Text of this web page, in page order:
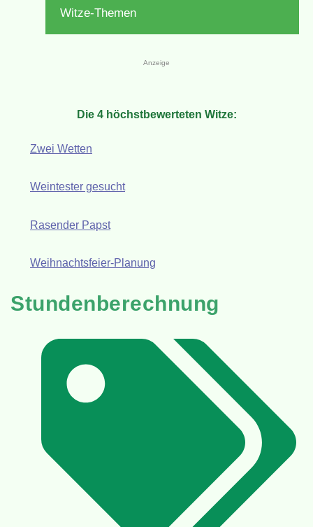
Witze-Themen
Anzeige
Die 4 höchstbewerteten Witze:
Zwei Wetten
Weintester gesucht
Rasender Papst
Weihnachtsfeier-Planung
Stundenberechnung